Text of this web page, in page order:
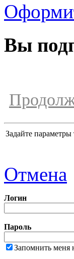
Вы
Задайте параметры
Отмена
Логин
Пароль
Запомнить меня